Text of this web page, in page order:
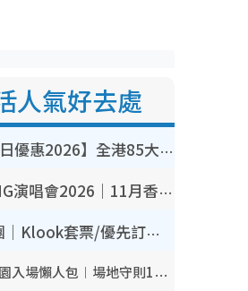
人氣好去處
【8月生日優惠2026】全港85大食買玩著數攻略 自助餐/火鍋放題同行免費＋誠品/DONKI送現金券
BIGBANG演唱會2026｜11月香港啟德開3場！實名制VIP申請、優先購票攻略
人夫集團｜Klook套票/優先訂票/公開發售搶飛攻略！附票價.購票連結.場地座位表
啟德體育園入場懶人包︱場地守則12違禁品不可進場准帶細水樽但全場禁樽蓋！應援牌有限制！